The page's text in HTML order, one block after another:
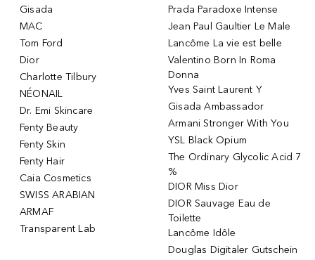
Gisada
MAC
Tom Ford
Dior
Charlotte Tilbury
NÉONAIL
Dr. Emi Skincare
Fenty Beauty
Fenty Skin
Fenty Hair
Caia Cosmetics
SWISS ARABIAN
ARMAF
Transparent Lab
Prada Paradoxe Intense
Jean Paul Gaultier Le Male
Lancôme La vie est belle
Valentino Born In Roma
Donna
Yves Saint Laurent Y
Gisada Ambassador
Armani Stronger With You
YSL Black Opium
The Ordinary Glycolic Acid 7
%
DIOR Miss Dior
DIOR Sauvage Eau de
Toilette
Lancôme Idôle
Douglas Digitaler Gutschein